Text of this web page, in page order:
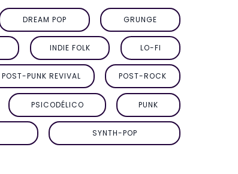
DREAM POP GRUNGE
INDIE FOLK LO-FI
POST-PUNK REVIVAL POST-ROCK
PSICODÉLICO PUNK
SYNTH-POP